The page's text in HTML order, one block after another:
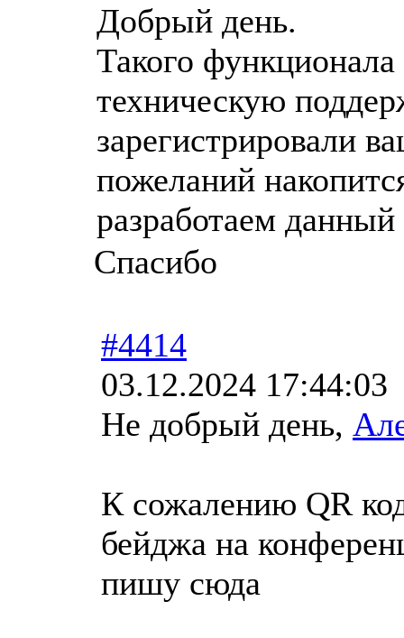
Добрый день.
Такого
техническую
зарегистрировали
пожеланий
разработаем
Спасибо
#4414
03.12.2024 17:44:03
Не добрый день,
К сожалению QR
бейджа на
пишу сюда